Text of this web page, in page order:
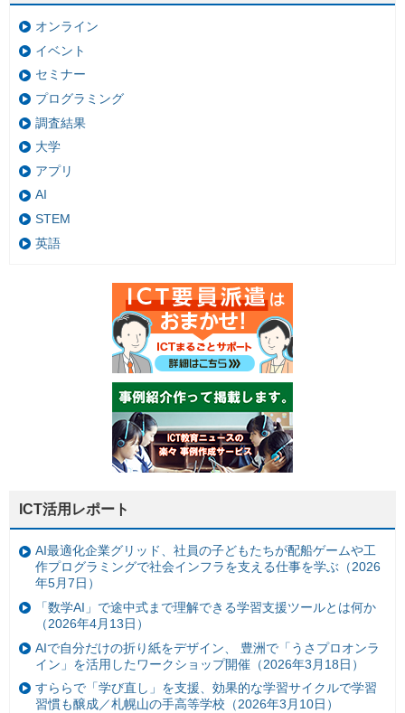
オンライン
イベント
セミナー
プログラミング
調査結果
大学
アプリ
AI
STEM
英語
ICT活用レポート
AI最適化企業グリッド、社員の子どもたちが配船ゲームや工
作プログラミングで社会インフラを支える仕事を学ぶ（2026
年5月7日）
「数学AI」で途中式まで理解できる学習支援ツールとは何か
（2026年4月13日）
AIで自分だけの折り紙をデザイン、 豊洲で「うさプロオンラ
イン」を活用したワークショップ開催（2026年3月18日）
すららで「学び直し」を支援、効果的な学習サイクルで学習
習慣も醸成／札幌山の手高等学校（2026年3月10日）